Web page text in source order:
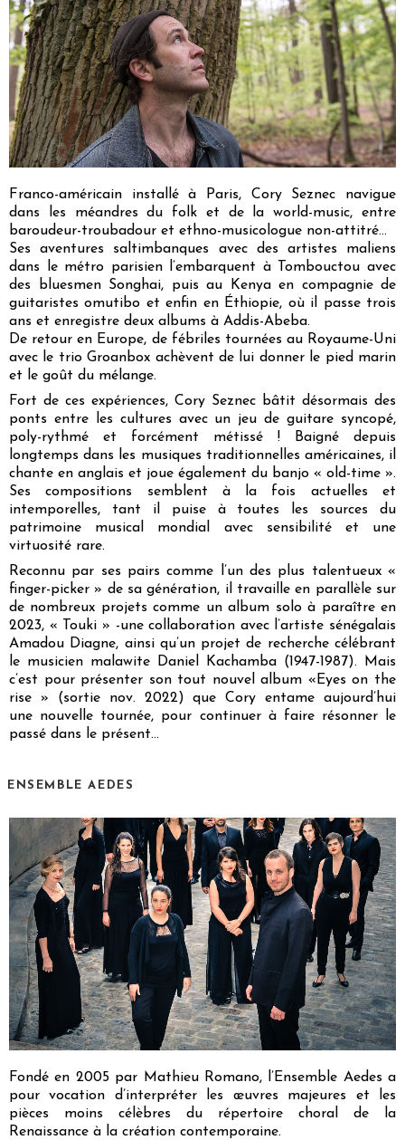
Franco-américain installé à Paris, Cory Seznec navigue
dans les méandres du folk et de la world-music, entre
baroudeur-troubadour et ethno-musicologue non-attitré…
Ses aventures saltimbanques avec des artistes maliens
dans le métro parisien l’embarquent à Tombouctou avec
des bluesmen Songhai, puis au Kenya en compagnie de
guitaristes omutibo et enfin en Éthiopie, où il passe trois
ans et enregistre deux albums à Addis-Abeba.
De retour en Europe, de fébriles tournées au Royaume-Uni
avec le trio Groanbox achèvent de lui donner le pied marin
et le goût du mélange.
Fort de ces expériences, Cory Seznec bâtit désormais des
ponts entre les cultures avec un jeu de guitare syncopé,
poly-rythmé et forcément métissé ! Baigné depuis
longtemps dans les musiques traditionnelles américaines, il
chante en anglais et joue également du banjo « old-time ».
Ses compositions semblent à la fois actuelles et
intemporelles, tant il puise à toutes les sources du
patrimoine musical mondial avec sensibilité et une
virtuosité rare.
Reconnu par ses pairs comme l’un des plus talentueux «
finger-picker » de sa génération, il travaille en parallèle sur
de nombreux projets comme un album solo à paraître en
2023, « Touki » -une collaboration avec l’artiste sénégalais
Amadou Diagne, ainsi qu’un projet de recherche célébrant
le musicien malawite Daniel Kachamba (1947-1987). Mais
c’est pour présenter son tout nouvel album «Eyes on the
rise » (sortie nov. 2022) que Cory entame aujourd’hui
une nouvelle tournée, pour continuer à faire résonner le
passé dans le présent…
ENSEMBLE AEDES
Fondé en 2005 par Mathieu Romano, l’Ensemble Aedes a
pour vocation d’interpréter les œuvres majeures et les
pièces moins célèbres du répertoire choral de la
Renaissance à la création contemporaine.